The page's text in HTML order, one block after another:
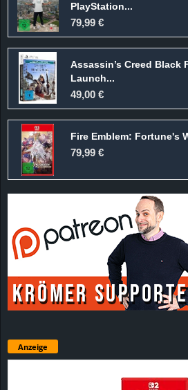
PlayStation...
79,99 €
Assassin’s Creed Black
Launch...
49,00 €
Fire Emblem: Fortune's
79,99 €
Anzeige